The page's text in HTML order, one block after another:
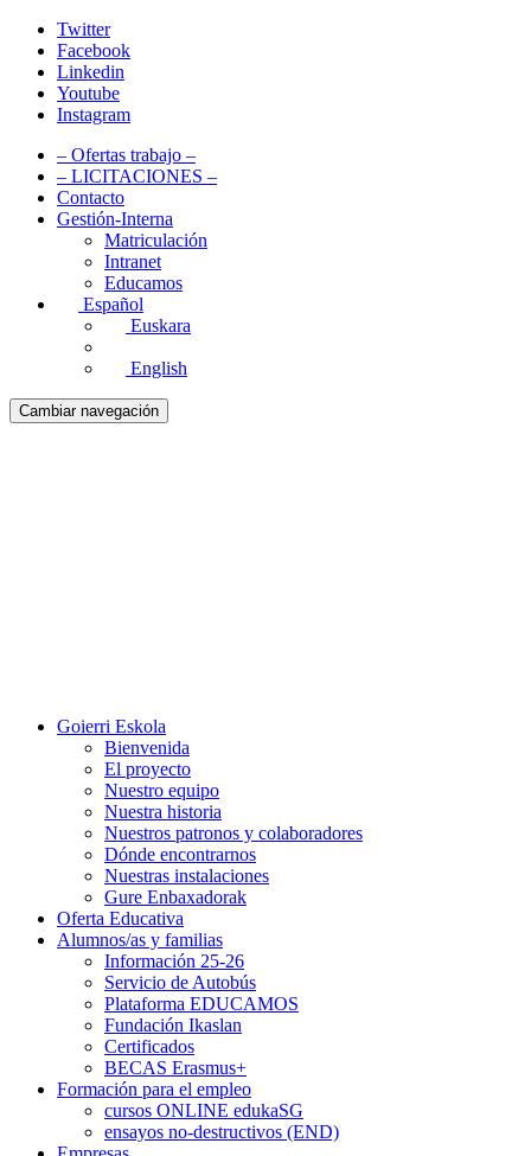
Twitter
Facebook
Linkedin
Youtube
Instagram
– Ofertas trabajo –
– LICITACIONES –
Contacto
Gestión-Interna
Matriculación
Intranet
Educamos
Español
Euskara
English
Cambiar navegación
Goierri Eskola
Bienvenida
El proyecto
Nuestro equipo
Nuestra historia
Nuestros patronos y colaboradores
Dónde encontrarnos
Nuestras instalaciones
Gure Enbaxadorak
Oferta Educativa
Alumnos/as y familias
Información 25-26
Servicio de Autobús
Plataforma EDUCAMOS
Fundación Ikaslan
Certificados
BECAS Erasmus+
Formación para el empleo
cursos ONLINE edukaSG
ensayos no-destructivos (END)